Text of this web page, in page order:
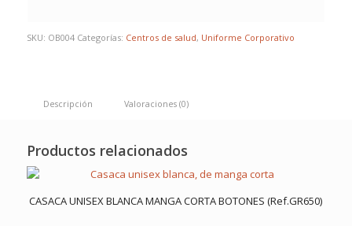
SKU: OB004 Categorías: Centros de salud, Uniforme Corporativo
Descripción Valoraciones (0)
Productos relacionados
CASACA UNISEX BLANCA MANGA CORTA BOTONES (Ref.GR650)